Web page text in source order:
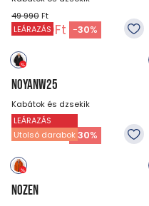
49 990 Ft
34 990Ft -30%
LEÁRAZÁS
NOYANW25
Kabátok és dzsekik
49 990Ft
34 990Ft -30%
LEÁRAZÁS
Utolsó darabok
NOZEN